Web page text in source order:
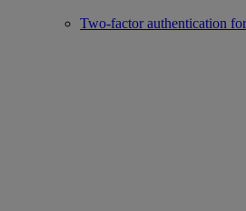
Two-factor authentication